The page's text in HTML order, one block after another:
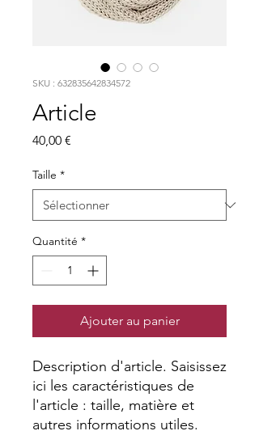
SKU : 632835642834572
Article
40,00 €
Taille *
Quantité *
Ajouter au panier
Description d'article. Saisissez
ici les caractéristiques de
l'article : taille, matière et
autres informations utiles.